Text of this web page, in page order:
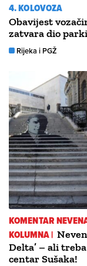
4. KOLOVOZA
Obavijest
zatvara dio
Rijeka i PGŽ
KOMENTAR
KOLUMNA |
Delta’ – ali
centar Sušaka!